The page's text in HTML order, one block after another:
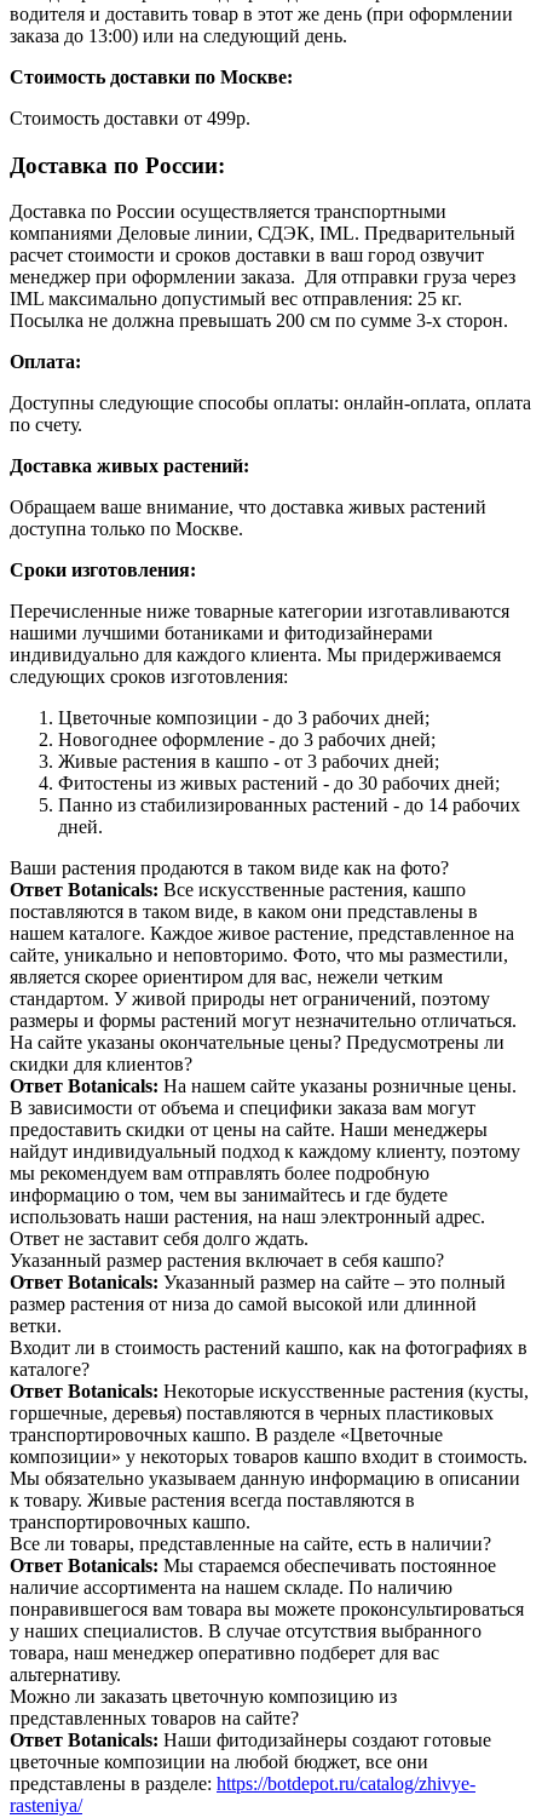
водителя и доставить товар в этот же день (при оформлении
заказа до 13:00) или на следующий день.
Стоимость доставки по Москве:
Cтоимость доставки от 499р.
Доставка по России:
Доставка по России осуществляется транспортными
компаниями Деловые линии, СДЭК, IML. Предварительный
расчет стоимости и сроков доставки в ваш город озвучит
менеджер при оформлении заказа. Для отправки груза через
IML максимально допустимый вес отправления: 25 кг.
Посылка не должна превышать 200 см по сумме 3-х сторон.
Оплата:
Доступны следующие способы оплаты: онлайн-оплата, оплата
по счету.
Доставка живых растений:
Обращаем ваше внимание, что доставка живых растений
доступна только по Москве.
Сроки изготовления:
Перечисленные ниже товарные категории изготавливаются
нашими лучшими ботаниками и фитодизайнерами
индивидуально для каждого клиента. Мы придерживаемся
следующих сроков изготовления:
Цветочные композиции - до 3 рабочих дней;
Новогоднее оформление - до 3 рабочих дней;
Живые растения в кашпо - от 3 рабочих дней;
Фитостены из живых растений - до 30 рабочих дней;
Панно из стабилизированных растений - до 14 рабочих
дней.
Ваши растения продаются в таком виде как на фото?
Ответ Botanicals: Все искусственные растения, кашпо
поставляются в таком виде, в каком они представлены в
нашем каталоге. Каждое живое растение, представленное на
сайте, уникально и неповторимо. Фото, что мы разместили,
является скорее ориентиром для вас, нежели четким
стандартом. У живой природы нет ограничений, поэтому
размеры и формы растений могут незначительно отличаться.
На сайте указаны окончательные цены? Предусмотрены ли
скидки для клиентов?
Ответ Botanicals: На нашем сайте указаны розничные цены.
В зависимости от объема и специфики заказа вам могут
предоставить скидки от цены на сайте. Наши менеджеры
найдут индивидуальный подход к каждому клиенту, поэтому
мы рекомендуем вам отправлять более подробную
информацию о том, чем вы занимайтесь и где будете
использовать наши растения, на наш электронный адрес.
Ответ не заставит себя долго ждать.
Указанный размер растения включает в себя кашпо?
Ответ Botanicals: Указанный размер на сайте – это полный
размер растения от низа до самой высокой или длинной
ветки.
Входит ли в стоимость растений кашпо, как на фотографиях в
каталоге?
Ответ Botanicals: Некоторые искусственные растения (кусты,
горшечные, деревья) поставляются в черных пластиковых
транспортировочных кашпо. В разделе «Цветочные
композиции» у некоторых товаров кашпо входит в стоимость.
Мы обязательно указываем данную информацию в описании
к товару. Живые растения всегда поставляются в
транспортировочных кашпо.
Все ли товары, представленные на сайте, есть в наличии?
Ответ Botanicals: Мы стараемся обеспечивать постоянное
наличие ассортимента на нашем складе. По наличию
понравившегося вам товара вы можете проконсультироваться
у наших специалистов. В случае отсутствия выбранного
товара, наш менеджер оперативно подберет для вас
альтернативу.
Можно ли заказать цветочную композицию из
представленных товаров на сайте?
Ответ Botanicals: Наши фитодизайнеры создают готовые
цветочные композиции на любой бюджет, все они
представлены в разделе: https://botdepot.ru/catalog/zhivye-
rasteniya/